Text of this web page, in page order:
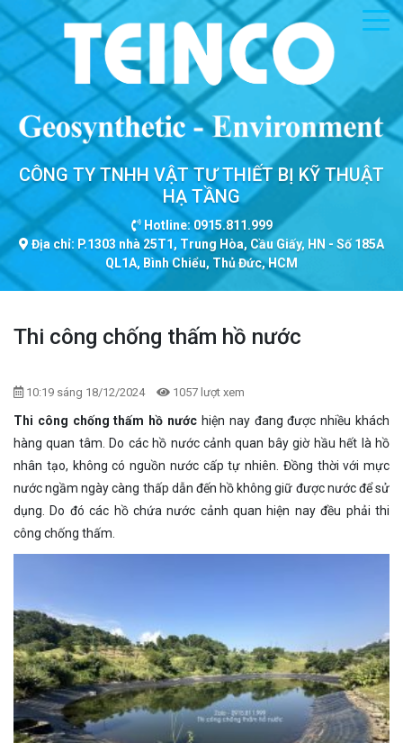
CÔNG TY TNHH VẬT TƯ THIẾT BỊ KỸ THUẬT
HẠ TẦNG
Hotline: 0915.811.999
Địa chỉ: P.1303 nhà 25T1, Trung Hòa, Cầu Giấy, HN - Số 185A
QL1A, Bình Chiểu, Thủ Đức, HCM
Thi công chống thấm hồ nước
10:19 sáng 18/12/2024 1057 lượt xem
Thi công chống thấm hồ nước hiện nay đang được nhiều khách
hàng quan tâm. Do các hồ nước cảnh quan bây giờ hầu hết là hồ
nhân tạo, không có nguồn nước cấp tự nhiên. Đồng thời với mực
nước ngầm ngày càng thấp dẫn đến hồ không giữ được nước để sử
dụng. Do đó các hồ chứa nước cảnh quan hiện nay đều phải thi
công chống thấm.